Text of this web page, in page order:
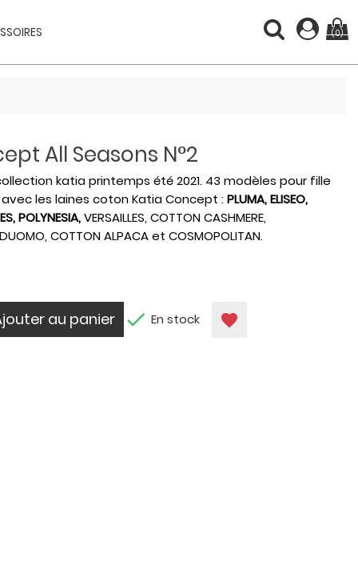
(0)
All Seasons N°2
katia printemps été 2021. 43 modèles pour fille
les laines coton Katia Concept :PLUMA, ELISEO,
POLYNESIA,VERSAILLES, COTTON CASHMERE,
COTTON ALPACA et COSMOPOLITAN.
au panier  En stock favorite